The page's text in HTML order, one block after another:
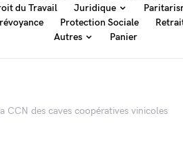
du Travail
Juridique
Protection Sociale
Autres
Panier
CCN des caves coopératives vinicoles